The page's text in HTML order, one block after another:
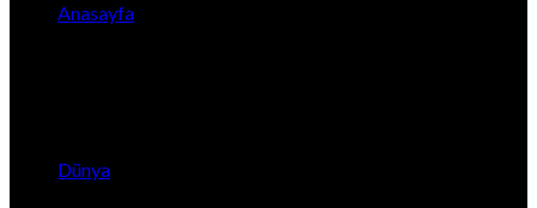
Anasayfa
Dünya